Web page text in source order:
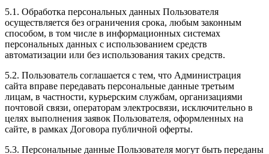
Если вы хотели получить высококачественный
сервис, профессиональное обслуживание, личный
подход к любому вопросу и заинтересованность в
удовлетворении всех ваших хотелок, то это
определено команда Зачипован! Спасибо! Низкий
поклон Евгению и Алексею!
Рейтинг отзыва:5
Все отлично! Евгений отличный мастер, все
5.1. Обработка персональных данных Пользователя
осуществляется без ограничения срока, любым законным
способом, в том числе в информационных системах
персональных данных с использованием средств
автоматизации или без использования таких средств.
5.2. Пользователь соглашается с тем, что Администрация
сайта вправе передавать персональные данные третьим
лицам, в частности, курьерским службам, организациями
почтовой связи, операторам электросвязи, исключительно в
целях выполнения заявок Пользователя, оформленных на
сайте, в рамках Договора публичной оферты.
5.3. Персональные данные Пользователя могут быть переданы